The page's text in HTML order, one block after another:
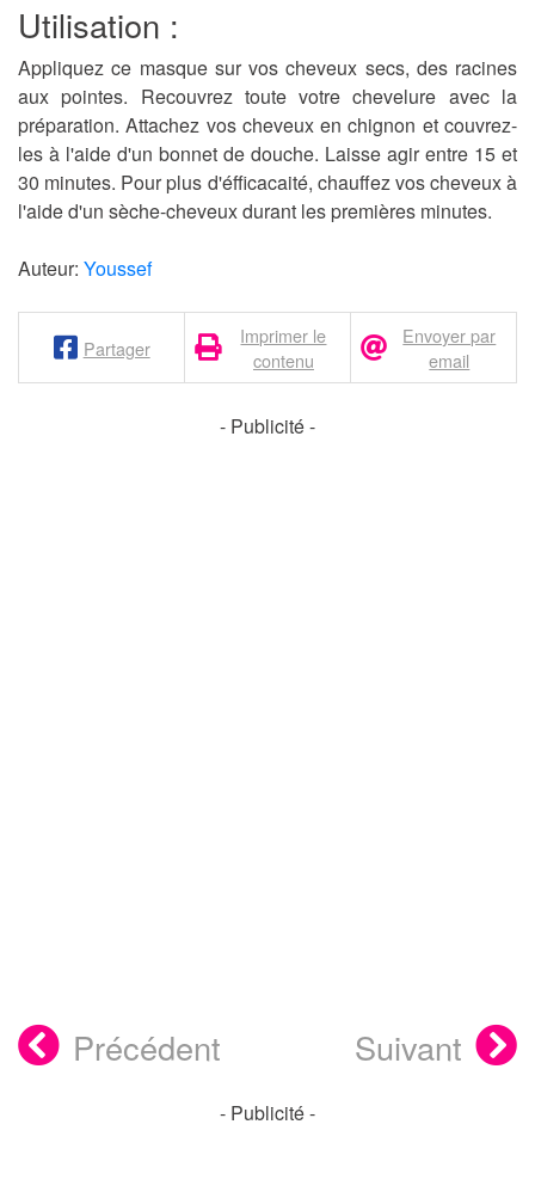
Utilisation :
Appliquez ce masque sur vos cheveux secs, des racines
aux pointes. Recouvrez toute votre chevelure avec la
préparation. Attachez vos cheveux en chignon et couvrez-
les à l'aide d'un bonnet de douche. Laisse agir entre 15 et
30 minutes. Pour plus d'éfficacaité, chauffez vos cheveux à
l'aide d'un sèche-cheveux durant les premières minutes.
Auteur: Youssef
Partager
Imprimer le
contenu
Envoyer par
email
- Publicité -
Précédent Suivant
- Publicité -